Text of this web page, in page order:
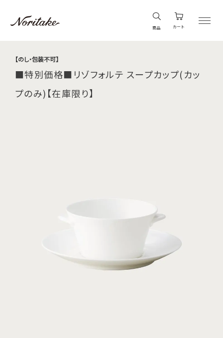
商品 カート
【のし・包装不可】
■特別価格■リゾフォルテ スープカップ(カッ
プのみ)【在庫限り】